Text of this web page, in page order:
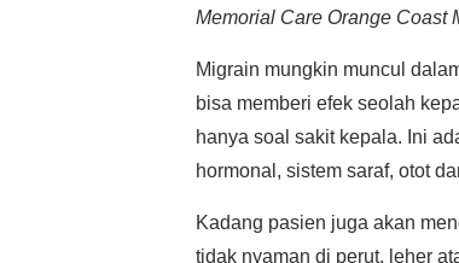
Memorial Care Orange Coast
Migrain mungkin muncul
bisa memberi efek seolah
hanya soal sakit kepala. Ini
hormonal, sistem saraf, otot
Kadang pasien juga akan
tidak nyaman di perut, leher